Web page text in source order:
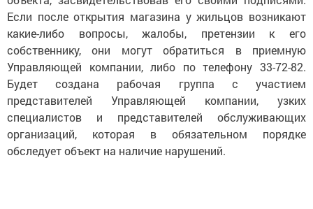
Если после открытия магазина у жильцов возникают
какие-либо вопросы, жалобы, претензии к его
собственнику, они могут обратиться в приемную
Управляющей компании, либо по телефону 33-72-82.
Будет создана рабочая группа с участием
представителей Управляющей компании, узких
специалистов и представителей обслуживающих
организаций, которая в обязательном порядке
обследует объект на наличие нарушений.